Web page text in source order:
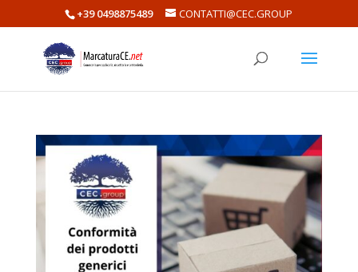
+39 0498875489 CONTATTI@CEC.GROUP